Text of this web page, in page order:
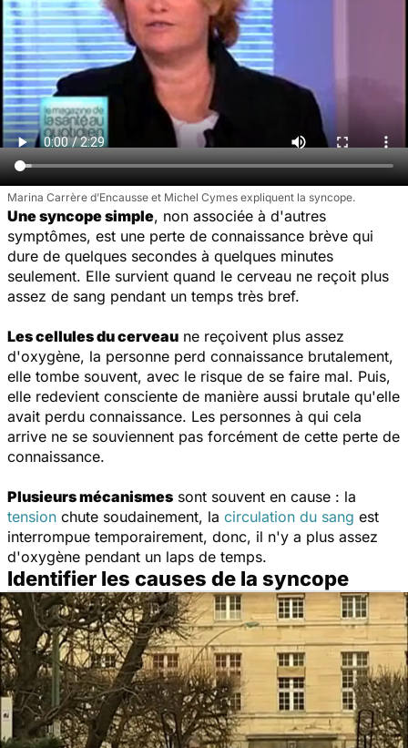
Marina Carrère d’Encausse et Michel Cymes expliquent la syncope.
Une syncope simple, non associée à d'autres
symptômes, est une perte de connaissance brève qui
dure de quelques secondes à quelques minutes
seulement. Elle survient quand le cerveau ne reçoit plus
assez de sang pendant un temps très bref.
Les cellules du cerveau ne reçoivent plus assez
d'oxygène, la personne perd connaissance brutalement,
elle tombe souvent, avec le risque de se faire mal. Puis,
elle redevient consciente de manière aussi brutale qu'elle
avait perdu connaissance. Les personnes à qui cela
arrive ne se souviennent pas forcément de cette perte de
connaissance.
Plusieurs mécanismes sont souvent en cause : la
tension chute soudainement, la circulation du sang est
interrompue temporairement, donc, il n'y a plus assez
d'oxygène pendant un laps de temps.
Identifier les causes de la syncope